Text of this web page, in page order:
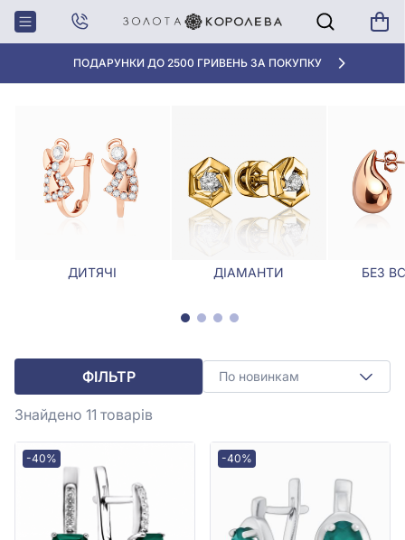
«КРАЩА ЦІНА» ВІД 5945 ГРН/ГРАМ
Головна Сережки Срібні сережки з агатом
СРІБНІ СЕРЕЖКИ З АГАТОМ
ДИТЯЧІ ДІАМАНТИ БЕЗ
ФІЛЬТР По новинкам
Знайдено 11 товарів
-40% -40%